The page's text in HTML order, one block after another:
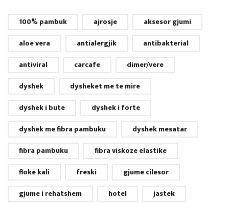
100% pambuk ajrosje
aksesor gjumi
aloe vera
antialergjik
antibakterial
antiviral
carcafe
dimer/vere
dyshek
dysheket me te mire
dyshek i bute
dyshek i forte
dyshek me fibra pambuku
dyshek mesatar
fibra pambuku
fibra viskoze elastike
floke kali
freski
gjume cilesor
gjume i rehatshem
hotel
jastek